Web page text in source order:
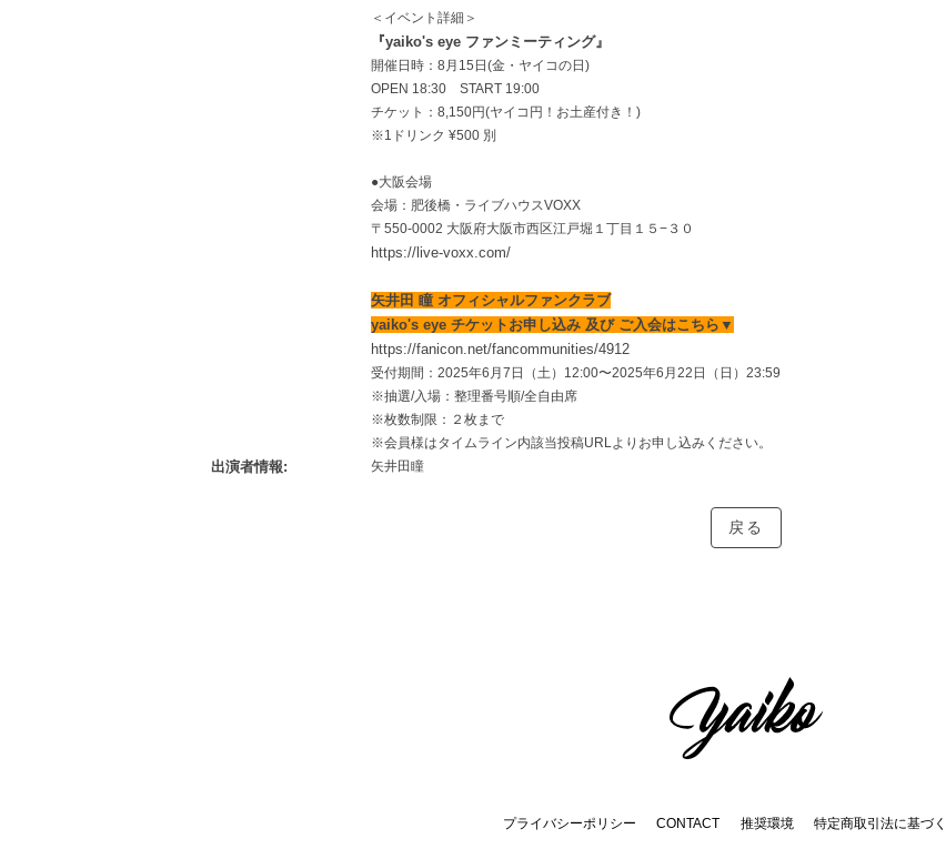
＜イベント詳細＞
『yaiko's eye ファンミーティング』
開催日時：8月15日(金・ヤイコの日)
OPEN 18:30 START 19:00
チケット：8,150円(ヤイコ円！お土産付き！)
※1ドリンク ¥500 別
●大阪会場
会場：肥後橋・ライブハウスVOXX
〒550-0002 大阪府大阪市西区江戸堀１丁目１５−３０
https://live-voxx.com/
矢井田 瞳 オフィシャルファンクラブ
yaiko's eye チケットお申し込み 及び ご入会はこちら▼
https://fanicon.net/fancommunities/4912
受付期間：2025年6月7日（土）12:00〜2025年6月22日（日）23:59
※抽選/入場：整理番号順/全自由席
※枚数制限：２枚まで
※会員様はタイムライン内該当投稿URLよりお申し込みください。
出演者情報 矢井田瞳
戻る
プライバシーポリシー CONTACT 推奨環境 特定商取引法に基づ